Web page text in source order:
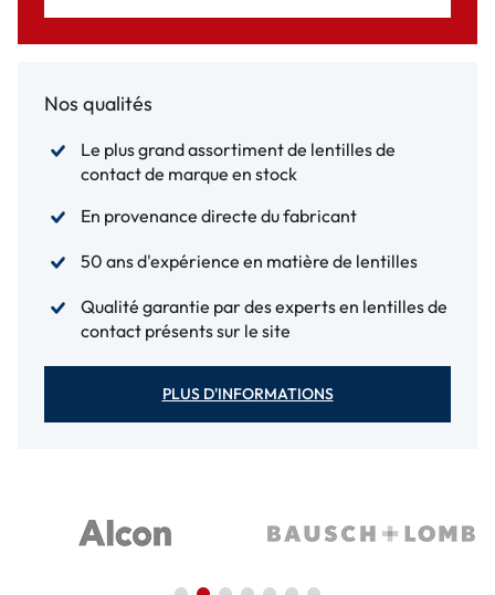
Nos qualités
Le plus grand assortiment de lentilles de
contact de marque en stock
En provenance directe du fabricant
50 ans d'expérience en matière de lentilles
Qualité garantie par des experts en lentilles de
contact présents sur le site
PLUS D'INFORMATIONS